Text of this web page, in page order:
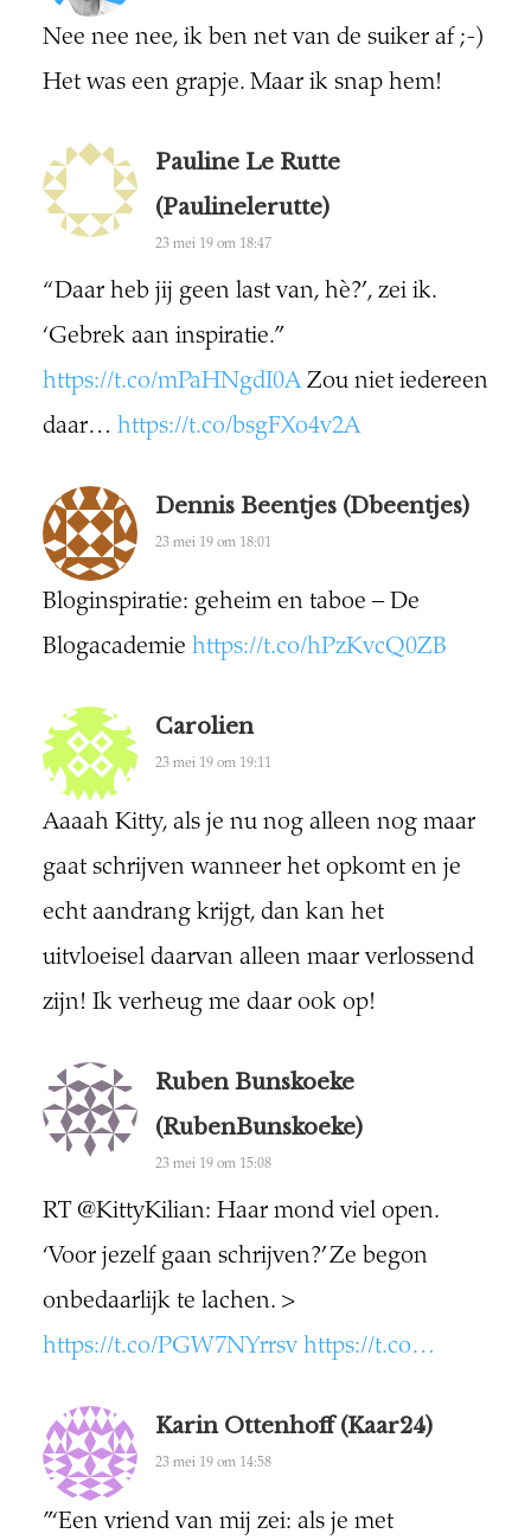
Nee nee nee, ik ben net van de suiker af ;-)
Het was een grapje. Maar ik snap hem!
Pauline Le Rutte
(paulinelerutte)
23 mei 19 om 18:47
“Daar heb jij geen last van, hè?’, zei ik.
‘Gebrek aan inspiratie.”
https://t.co/mPaHNgdI0AZou niet iedereen
daar… https://t.co/bsgFXo4v2A
Dennis Beentjes (dbeentjes)
23 mei 19 om 18:01
Bloginspiratie: geheim en taboe – De
Blogacademie https://t.co/hPzKvcQ0ZB
Carolien
23 mei 19 om 19:11
Aaaah Kitty, als je nu nog alleen nog maar
gaat schrijven wanneer het opkomt en je
echt aandrang krijgt, dan kan het
uitvloeisel daarvan alleen maar verlossend
zijn! Ik verheug me daar ook op!
Ruben Bunskoeke
(RubenBunskoeke)
23 mei 19 om 15:08
RT @KittyKilian: Haar mond viel open.
‘Voor jezelf gaan schrijven?’ Ze begon
onbedaarlijk te lachen. >
https://t.co/PGW7NYrrsv https://t.co…
Karin Ottenhoff (Kaar24)
23 mei 19 om 14:58
” ‘Een vriend van mij zei: als je met